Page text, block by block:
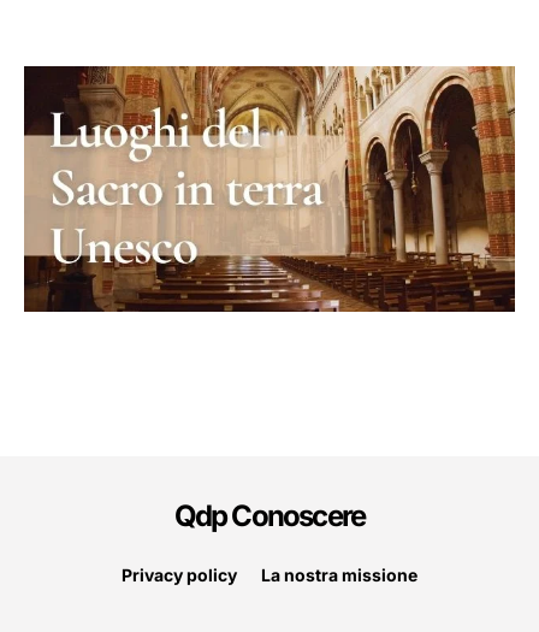
Qdp Conoscere
Privacy policy La nostra missione